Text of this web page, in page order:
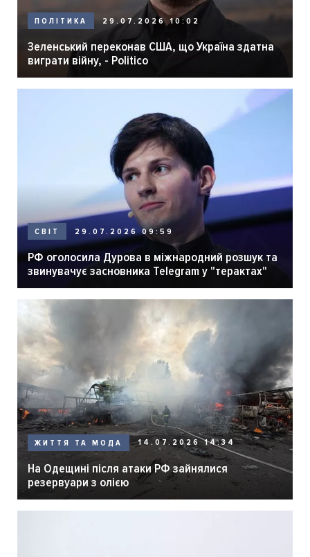
ПОЛІТИКА 29.07.2026 10:02
Зеленський переконав США, що Україна здатна
виграти війну, - Politico
СВІТ 29.07.2026 09:59
РФ оголосила Дурова в міжнародний розшук та
звинувачує засновника Telegram у "терактах"
ЖИТТЯ ТА МОДА 14.07.2026 14:34
На Одещині після атаки РФ зайнялися
резервуари з олією